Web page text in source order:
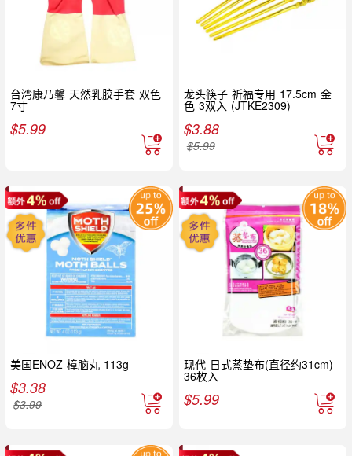
台湾康乃馨 天然乳胶手套 双色
7寸
$5.99
龙头筷子 祈福专用 17.5cm 金
色 3双入 (JTKE2309)
$3.88
$5.99
美国ENOZ 樟脑丸 113g
$3.38
$3.99
现代 日式蒸垫布(直径约31cm)
36枚入
$5.99